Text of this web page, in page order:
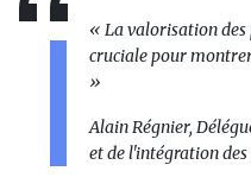
« La valorisation des
cruciale pour
»
Alain Régnier,
et de l'intégration